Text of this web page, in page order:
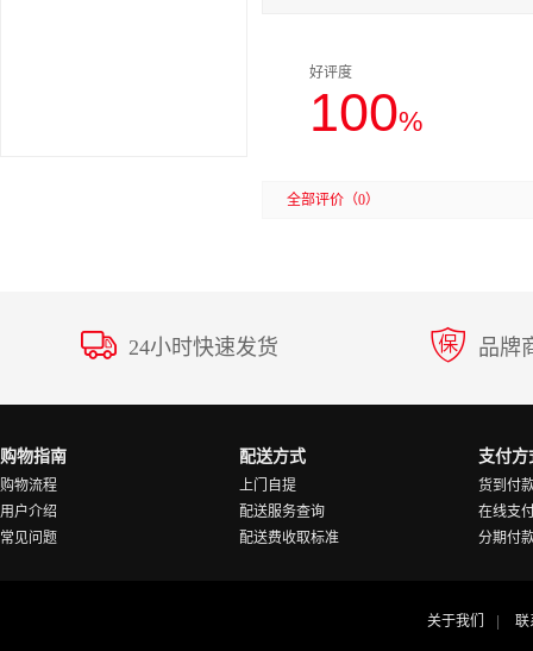
好评度
100%
全部评价 （0）
24小时快速发货 品牌
购物指南
购物流程
用户介绍
常见问题
配送方式
上门自提
配送服务查询
配送费收取标准
支付方
货到付
在线支
分期付
关于我们 联